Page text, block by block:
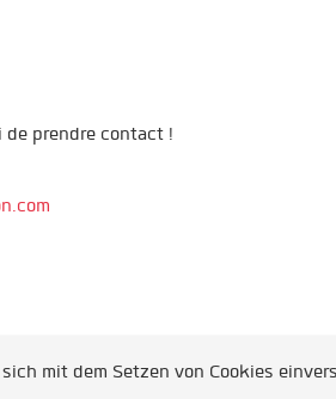
prendre contact !
mit dem Setzen von Cookies